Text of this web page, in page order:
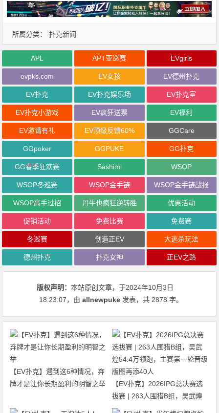
所属分类： 扑克新闻
APL APT亚巡赛 EVgirls
evpks.com EV女孩 EV德州扑克
EV扑克 EV扑克娱乐场 EV扑克室
EV扑克小游戏 EV疯狂送票 EV福利
EV邀请有礼 EV顶级反馈60% GGCare
GGpoker GGPUKE GG扑克
GG春季狂欢赛 Sashimi WSOP
WSOP冬巡赛 WSOP金手链 WSOP金手链战报
WSOP高手过招 丹牛也疯狂逆转胜 优惠活动
促销活动 免费比赛 免费赛
冬巡赛 创造正EV 大逃杀玩法
德州扑克 扑克女神 正EV之路
版权声明：本站原创文章，于2024年10月3日
18:23:07，由allnewpuke 发表，共 2878 字。
【EV扑克】遇到这6种情况，弃
牌才是让你长期盈利的明智之举
【EV扑克】2026IPG总决赛选
拔赛 | 263人围猎B组，吴武煌
54.4万领跑，主赛第一轮晋级版